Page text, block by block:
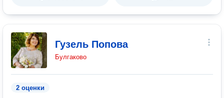
Гузель Попова
Булгаково
2 оценки